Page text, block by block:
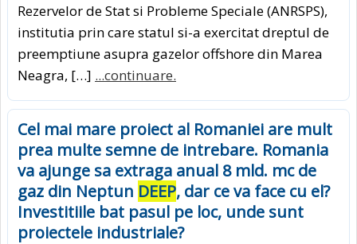
Rezervelor de Stat si Probleme Speciale (ANRSPS),
institutia prin care statul si-a exercitat dreptul de
preemptiune asupra gazelor offshore din Marea
Neagra, […] ...continuare.
Cel mai mare proiect al Romaniei are mult
prea multe semne de intrebare. Romania
va ajunge sa extraga anual 8 mld. mc de
gaz din Neptun DEEP, dar ce va face cu el?
Investitiile bat pasul pe loc, unde sunt
proiectele industriale?